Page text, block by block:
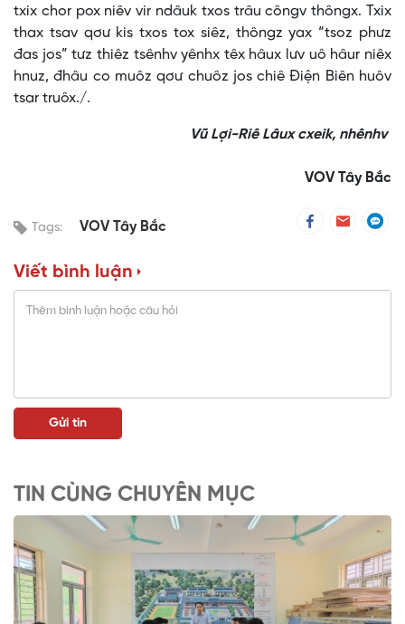
txix chor pox niêv vir ndâuk txos trâu côngv thôngx. Txix
thax tsav qơư kis txos tox siêz, thôngz yax “tsoz phưz
đas jos” tưz thiêz tsênhv yênhx têx hâux lưv uô hâur niêx
hnuz, đhâu co muôz qơư chuôz jos chiê Điện Biên huôv
tsar truôx./.
Vũ Lợi-Riê Lâux cxeik, nhênhv
VOV Tây Bắc
Tags: VOV Tây Bắc
Viết bình luận
TIN CÙNG CHUYÊN MỤC